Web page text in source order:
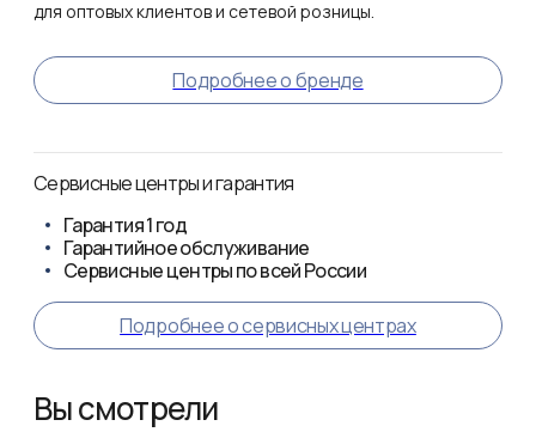
для оптовых клиентов и сетевой розницы.
Подробнее о бренде
Сервисные центры и гарантия
Гарантия1 год
Гарантийное обслуживание
Сервисные центры по всей России
Подробнее о сервисных центрах
Вы смотрели